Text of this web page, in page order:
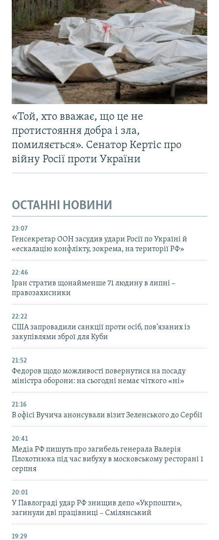
«Той, хто вважає, що це не
протистояння добра і зла,
помиляється». Сенатор Кертіс про
війну Росії проти України
ОСТАННІ НОВИНИ
23:07
Генсекретар ООН засудив удари Росії по Україні й
«ескалацію конфлікту, зокрема, на території РФ»
22:46
Іран стратив щонайменше 71 людину в липні –
правозахисники
22:22
США запровадили санкції проти осіб, пов’язаних із
закупівлями зброї для Куби
21:52
Федоров щодо можливості повернутися на посаду
міністра оборони: на сьогодні немає чіткого «ні»
21:16
В офісі Вучича анонсували візит Зеленського до Сербії
20:41
Медіа РФ пишуть про загибель генерала Валерія
Плохотнюка під час вибуху в московському ресторані 1
серпня
20:01
У Павлограді удар РФ знищив депо «Укрпошти»,
загинули дві працівниці – Смілянський
19:29